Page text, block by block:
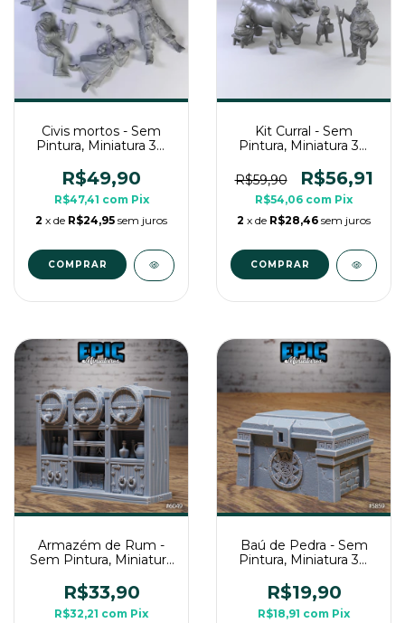
Civis mortos - Sem
Pintura, Miniatura 3D
Mesa
R$49,90
R$47,41 com Pix
2 x de R$24,95 sem juros
Kit Curral - Sem
Pintura, Miniatura 3D
Mesa
R$59,90 R$56,91
R$54,06 com Pix
2 x de R$28,46 sem juros
COMPRAR
Armazém de Rum -
Sem Pintura, Miniatura
de Mesa
R$33,90
R$32,21 com Pix
Baú de Pedra - Sem
Pintura, Miniatura 3D
Mesa
R$19,90
R$18,91 com Pix